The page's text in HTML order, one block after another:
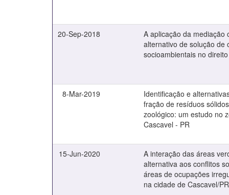
20-Sep-2018
A aplicação da mediação
alternativo de solução de
socioambientais no
8-Mar-2019
Identificação e
fração de resíduos
zoológico: um estudo no
Cascavel - PR
15-Jun-2020
A interação das áreas
alternativa aos conflitos
áreas de ocupações
na cidade de Cascavel/PR